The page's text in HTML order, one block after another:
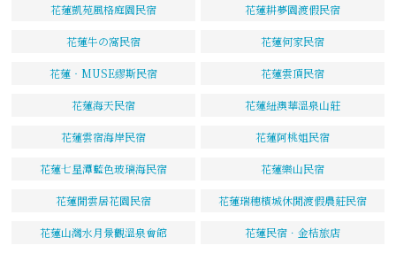
花蓮凱苑風格庭園民宿 花蓮耕夢園渡假民宿
花蓮牛の窩民宿 花蓮何家民宿
花蓮‧MUSE繆斯民宿 花蓮雲頂民宿
花蓮海天民宿 花蓮紐澳華溫泉山莊
花蓮雲宿海岸民宿 花蓮阿桃姐民宿
花蓮七星潭藍色玻璃海民宿 花蓮樂山民宿
花蓮閒雲居花園民宿 花蓮瑞穗檳城休閒渡假農莊民宿
花蓮山灣水月景觀溫泉會館 花蓮民宿．金桔旅店